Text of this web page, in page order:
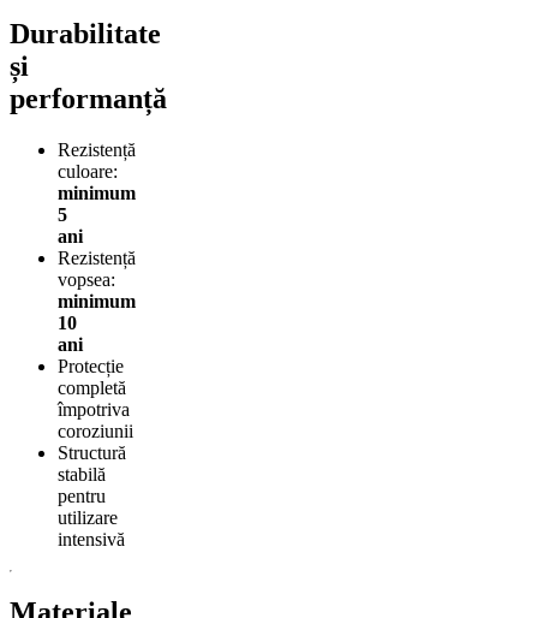
Durabilitate
și
performanță
Rezistență
culoare:
minimum
5
ani
Rezistență
vopsea:
minimum
10
ani
Protecție
completă
împotriva
coroziunii
Structură
stabilă
pentru
utilizare
intensivă